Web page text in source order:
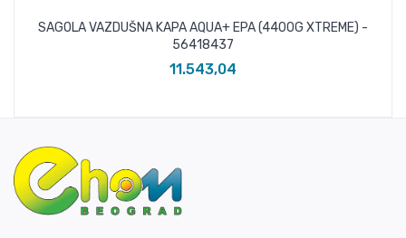
SAGOLA VAZDUŠNA KAPA AQUA+ EPA (4400G XTREME) -
56418437
11.543,04